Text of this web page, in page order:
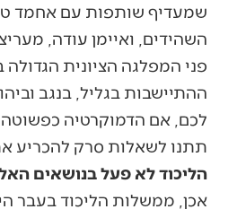
שמעדיף שותפות עם אחמד
השהידים, ואיימן עודה,
פני המפלגה הציונית
ההתיישבות בגליל, בנגב
לכם, אם הדמוקרטיה
תתנו לשאלות סרק להכריע
הליכוד לא פעל בנושאים
אכן, ממשלות הליכוד בעבר